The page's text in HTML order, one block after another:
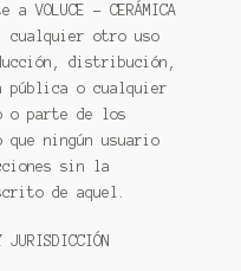
VOLUCE – CERÁMICA
cualquier otro uso
distribución,
pública o cualquier
o parte de los
ningún usuario
sin la
de aquel.